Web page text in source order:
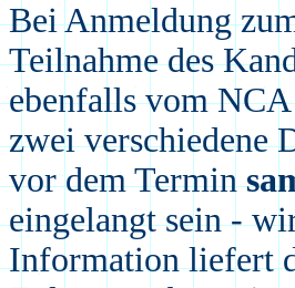
Bei Anmeldung
Teilnahme des
ebenfalls vom
zwei verschiedene
vor dem Termin
eingelangt sein -
Information liefert